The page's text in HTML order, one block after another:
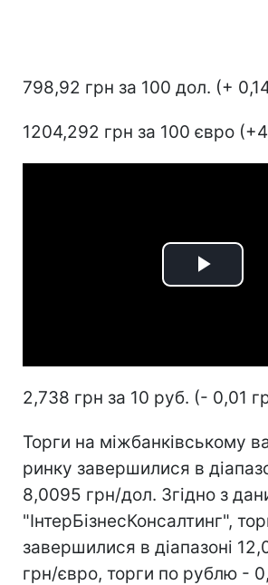
798,92 грн за 100 дол. (+
1204,292 грн за 100 євро
Play
2,738 грн за 10 руб. (- 0,01
Торги на міжбанківському
ринку завершилися в
8,0095 грн/дол. Згідно з
"ІнтерБізнесКонсалтинг",
завершилися в діапазоні
грн/євро, торги по рублю -